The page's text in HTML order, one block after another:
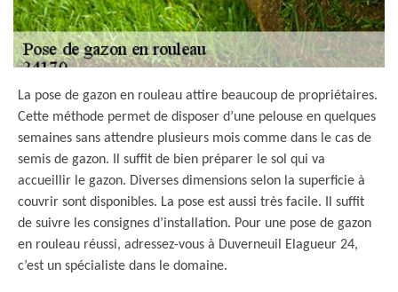
La pose de gazon en rouleau attire beaucoup de propriétaires.
Cette méthode permet de disposer d’une pelouse en quelques
semaines sans attendre plusieurs mois comme dans le cas de
semis de gazon. Il suffit de bien préparer le sol qui va
accueillir le gazon. Diverses dimensions selon la superficie à
couvrir sont disponibles. La pose est aussi très facile. Il suffit
de suivre les consignes d’installation. Pour une pose de gazon
en rouleau réussi, adressez-vous à Duverneuil Elagueur 24,
c’est un spécialiste dans le domaine.